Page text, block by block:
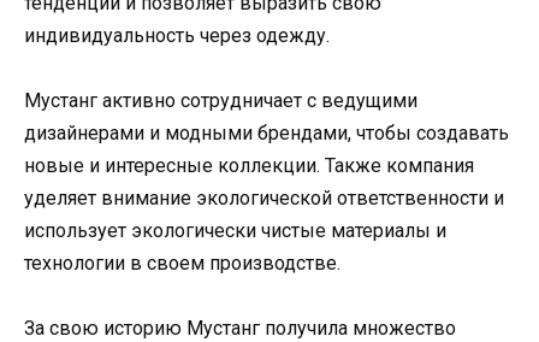
индивидуальность через одежду.
Мустанг активно сотрудничает с ведущими
дизайнерами и модными брендами, чтобы создавать
новые и интересные коллекции. Также компания
уделяет внимание экологической ответственности и
использует экологически чистые материалы и
технологии в своем производстве.
За свою историю Мустанг получила множество